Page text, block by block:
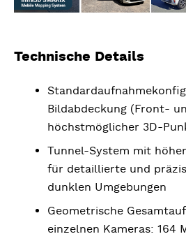
Technische Details
Bildabdeckung (Front-
höchstmöglicher 3D-
Tunnel-System mit
für detaillierte und
dunklen Umgebungen
Geometrische
einzelnen Kameras: 164